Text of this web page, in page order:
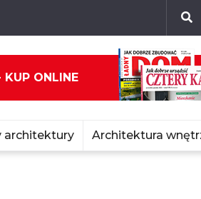
KUP ONLINE
architektury Architektura